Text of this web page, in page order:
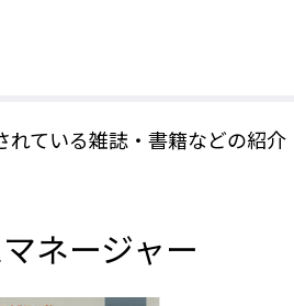
ている雑誌・書籍などの紹介
ネージャー